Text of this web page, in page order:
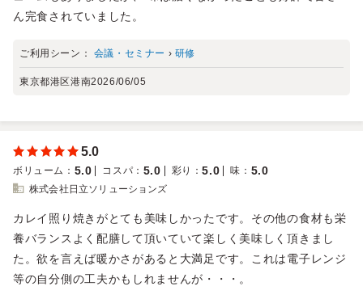
ん完食されていました。
ご利用シーン： 会議・セミナー › 研修
東京都港区港南2026/06/05
5.0
ボリューム ： 5.0 コスパ ： 5.0 彩り ：5.0 味 ： 5.0
株式会社日立ソリューションズ
カレイ照り焼きがとても美味しかったです。その他の食材も栄
養バランスよく配膳して頂いていて楽しく美味しく頂きまし
た。欲を言えば暖かさがあると大満足です。これは電子レンジ
等の自分側の工夫かもしれませんが・・・。